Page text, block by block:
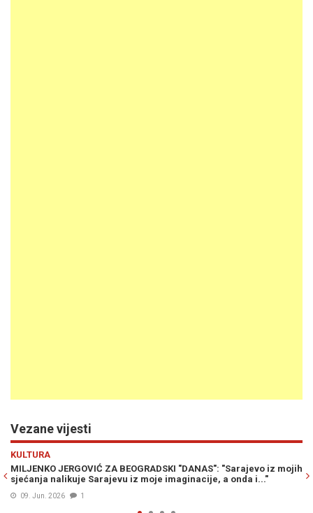
Vezane vijesti
"Sarajevo iz mojih
a onda i..."
VELIKO PRIZNANJE: Miljenko Jergović
književnu nagradu